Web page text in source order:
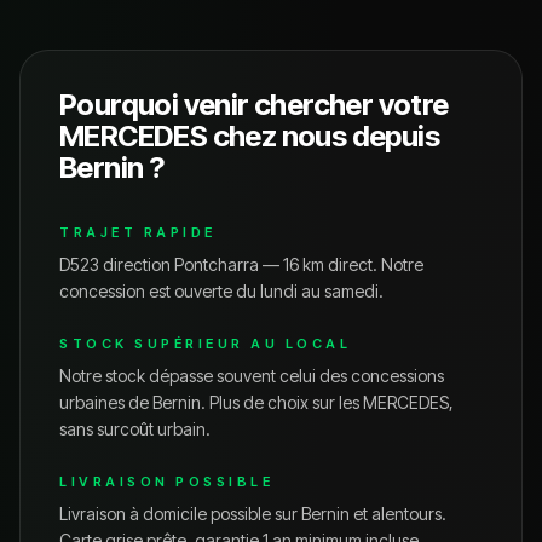
Pourquoi venir chercher votre
MERCEDES chez nous depuis
Bernin ?
TRAJET RAPIDE
D523 direction Pontcharra — 16 km direct. Notre
concession est ouverte du lundi au samedi.
STOCK SUPÉRIEUR AU LOCAL
Notre stock dépasse souvent celui des concessions
urbaines deBernin. Plus de choix sur lesMERCEDES,
sans surcoût urbain.
LIVRAISON POSSIBLE
Livraison à domicile possible surBernin et alentours.